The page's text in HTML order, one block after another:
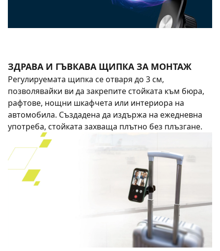
ЗДРАВА И ГЪВКАВА ЩИПКА ЗА МОНТАЖ
Регулируемата щипка се отваря до 3 см,
позволявайки ви да закрепите стойката към бюра,
рафтове, нощни шкафчета или интериора на
автомобила. Създадена да издържа на ежедневна
употреба, стойката захваща плътно без плъзгане.